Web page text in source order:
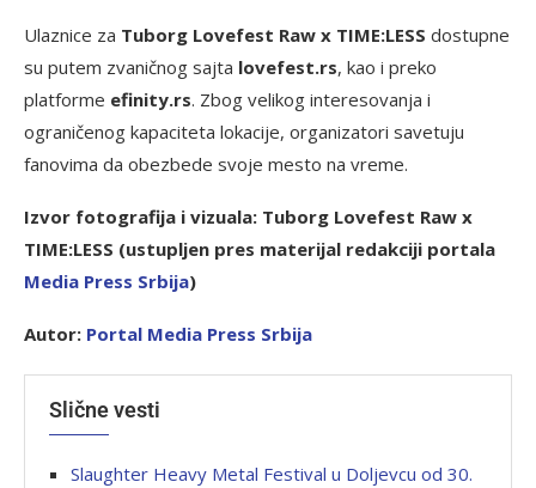
Ulaznice za Tuborg Lovefest Raw x TIME:LESS dostupne
su putem zvaničnog sajta lovefest.rs, kao i preko
platforme efinity.rs. Zbog velikog interesovanja i
ograničenog kapaciteta lokacije, organizatori savetuju
fanovima da obezbede svoje mesto na vreme.
Izvor fotografija i vizuala: Tuborg Lovefest Raw x
TIME:LESS (ustupljen pres materijal redakciji portala
Media Press Srbija)
Autor: Portal Media Press Srbija
Slične vesti
Slaughter Heavy Metal Festival u Doljevcu od 30.